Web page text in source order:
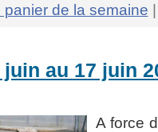
panier de la semaine
au 17 juin
A force